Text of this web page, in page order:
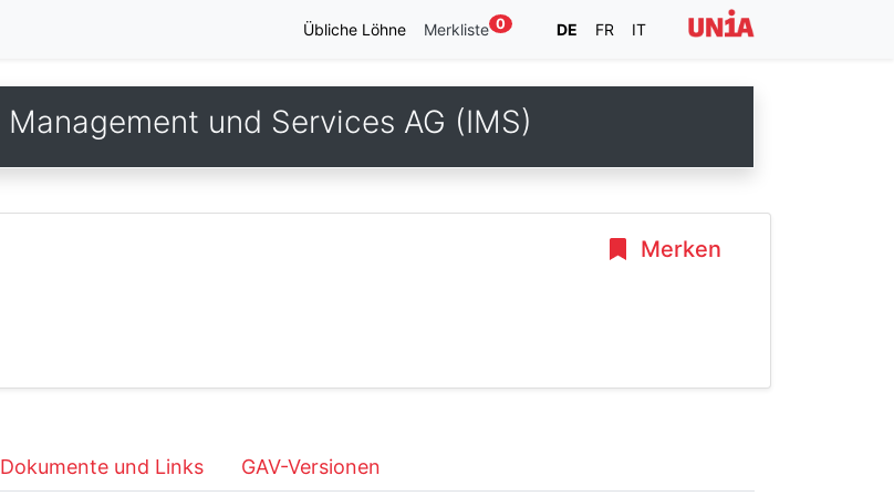
Übliche Löhne Merkliste 0 DE FR IT
und Services AG (IMS)
Merken
Dokumente und Links GAV-Versionen